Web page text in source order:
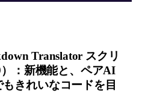
Translator スクリ
：新機能と、ペアAI
きれいなコードを目